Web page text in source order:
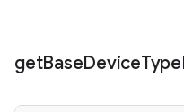
getBaseDeviceType